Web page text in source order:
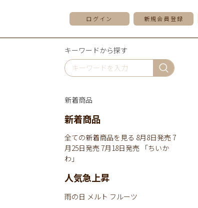
ログイン 新規会員登録
キーワードから探す
新着商品
新着商品
全ての新着商品を見る 8月8日発売7
月25日発売7月18日発売 「ちいか
わ」
人気急上昇
雨の日 メルト フルーツ